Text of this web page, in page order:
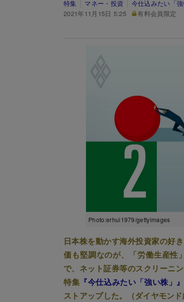
特集 マネー・投資
今仕込みたい「強
2021年11月15日 5:25
有料会員限定
Photo:erhui1979/gettyimages
日本株を動かす海外投資家の好
価も堅調なのが、「労働生産性
で、ネット証券等のスクリーニ
特集 『今仕込みたい「強い株」』
ストアップした。（ダイヤモン